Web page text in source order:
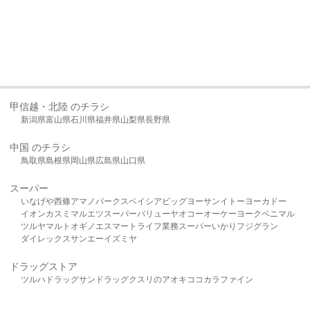
甲信越・北陸 のチラシ
新潟県富山県石川県福井県山梨県長野県
中国 のチラシ
鳥取県島根県岡山県広島県山口県
スーパー
いなげや西條アマノパークスベイシア ビッグヨーサンイトーヨーカドー
イオンカスミ マルエツスーパーバリューヤオコーオーケー ヨークベニマル
ツルヤマルト オギノ エスマート ライフ業務スーパーいかり フジグラン
ダイレックスサンエーイズミヤ
ドラッグストア
ツルハドラッグサンドラッグクスリのアオキ ココカラファイン